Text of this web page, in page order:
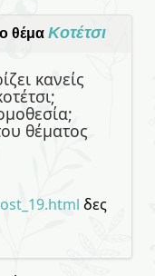
θέμα Κοτέτσι
κανείς
θέματος
δες